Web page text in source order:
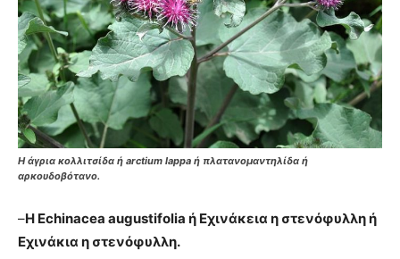
Η άγρια κολλιτσίδα ή arctium lappa ή πλατανομαντηλίδα ή
αρκουδοβότανο.
–Η Echinacea augustifolia ή Εχινάκεια η στενόφυλλη ή
Εχινάκια η στενόφυλλη.